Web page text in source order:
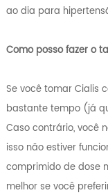
ao dia para
Como posso fazer o
Se você tomar Cialis
bastante tempo (já
Caso contrário, você
isso não estiver
comprimido de dose
melhor se você